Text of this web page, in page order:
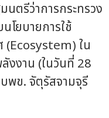
ตรีว่าการกระทรวง
โยบายการใช้
(Ecosystem) ใน
งงาน (ในวันที่ 28
พข. จัตุรัสจามจุรี